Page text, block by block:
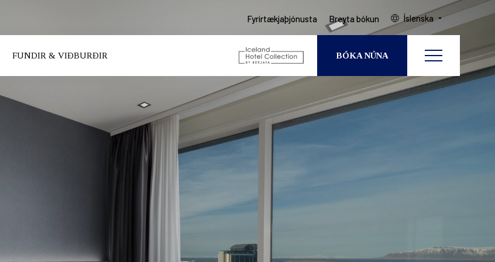
Fyrirtækjaþjónusta Breyta bókun Íslenska
FUNDIR & VIÐBURÐIR BÓKA NÚNA
KOMUDAGUR BROTTFÖR HERBERGI
Breyta bókun